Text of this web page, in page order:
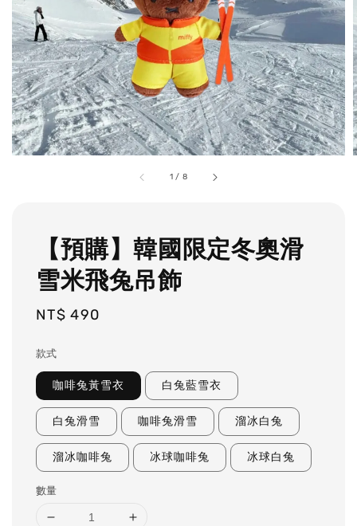
1 / 8
【預購】韓國限定冬奧滑
雪米飛兔吊飾
Regular
NT$ 490
款式
咖啡兔黃雪衣 白兔藍雪衣
白兔滑雪 咖啡兔滑雪 溜冰白兔
溜冰咖啡兔 冰球咖啡兔 冰球白兔
數量